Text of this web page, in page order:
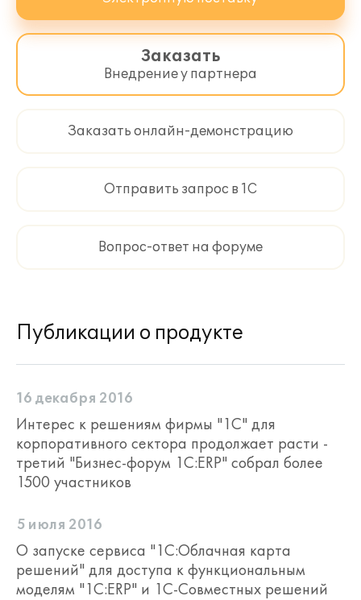
Заказать
Внедрение у партнера
Заказать онлайн-демонстрацию
Отправить запрос в 1С
Вопрос-ответ на форуме
Публикации о продукте
16 декабря 2016
Интерес к решениям фирмы "1С" для
корпоративного сектора продолжает расти -
третий "Бизнес-форум 1С:ERP" собрал более
1500 участников
5 июля 2016
О запуске сервиса "1С:Облачная карта
решений" для доступа к функциональным
моделям "1С:ERP" и 1С-Совместных решений